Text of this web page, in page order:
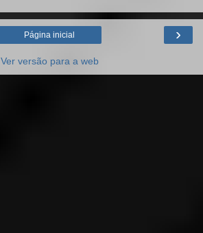
›
Página inicial
Ver versão para a web